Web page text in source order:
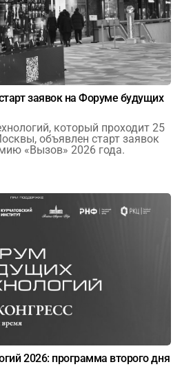
Февраль Март
Май Июнь
Август Сентябрь
Ноябрь Декабрь
заявок на Форуме будущих
который проходит 25
объявлен старт заявок
«Вызов» 2026 года.
2026: программа второго дня